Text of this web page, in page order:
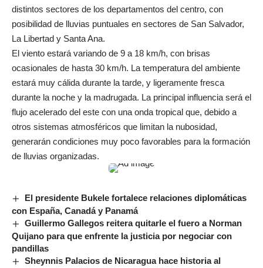
distintos sectores de los departamentos del centro, con
posibilidad de lluvias puntuales en sectores de San Salvador,
La Libertad y Santa Ana.
El viento estará variando de 9 a 18 km/h, con brisas
ocasionales de hasta 30 km/h. La temperatura del ambiente
estará muy cálida durante la tarde, y ligeramente fresca
durante la noche y la madrugada. La principal influencia será el
flujo acelerado del este con una onda tropical que, debido a
otros sistemas atmosféricos que limitan la nubosidad,
generarán condiciones muy poco favorables para la formación
de lluvias organizadas.
El presidente Bukele fortalece relaciones diplomáticas
con España, Canadá y Panamá
Guillermo Gallegos reitera quitarle el fuero a Norman
Quijano para que enfrente la justicia por negociar con
pandillas
Sheynnis Palacios de Nicaragua hace historia al